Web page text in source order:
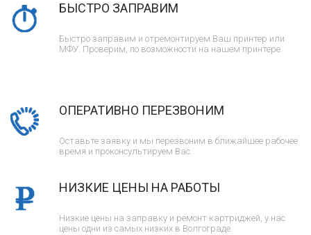
БЫСТРО ЗАПРАВИМ
Быстро заправим и отремонтируем Ваш принтер или
МФУ. Проверим, по возможности на нашем принтере.
ОПЕРАТИВНО ПЕРЕЗВОНИМ
Оставьте заявку и мы перезвоним в ближайшее рабочее
время и проконсультируем Вас.
НИЗКИЕ ЦЕНЫ НА РАБОТЫ
Низкие цены на заправку и ремонт картриджей, у нас
цены одни из самых низких в Волгограде.